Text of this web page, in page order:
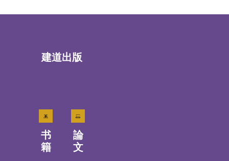
建道出版
书
籍
論
文